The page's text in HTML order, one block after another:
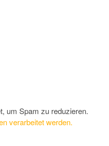
um Spam zu reduzieren.
verarbeitet werden.